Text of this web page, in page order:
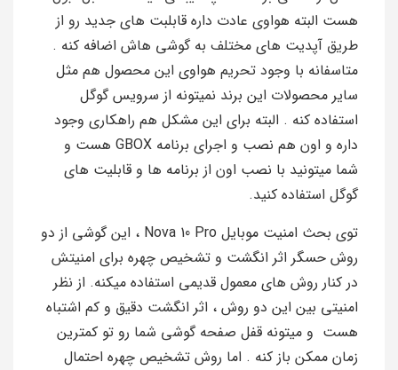
هست البته هواوی عادت داره قابلبت های جدید رو از
طریق آپدیت های مختلف به گوشی هاش اضافه کنه .
متاسفانه با وجود تحریم هواوی این محصول هم مثل
سایر محصولات این برند نمیتونه از سرویس گوگل
استفاده کنه . البته برای این مشکل هم راهکاری وجود
داره و اون هم نصب و اجرای برنامه GBOX هست و
شما میتونید با نصب اون از برنامه ها و قابلیت های
گوگل استفاده کنید.
توی بحث امنیت موبایل Nova 10 Pro ، این گوشی از دو
روش حسگر اثر انگشت و تشخیص چهره برای امنیتش
در کنار روش های معمول قدیمی استفاده میکنه. از نظر
امنیتی بین این دو روش ، اثر انگشت دقیق و کم اشتباه
هست و میتونه قفل صفحه گوشی شما رو تو کمترین
زمان ممکن باز کنه . اما روش تشخیص چهره احتمال